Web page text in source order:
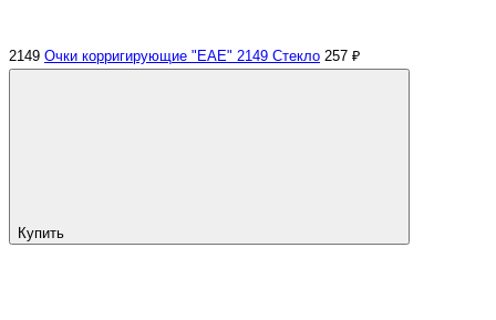
2149 Очки корригирующие "EAE" 2149 Стекло 257 ₽
Купить